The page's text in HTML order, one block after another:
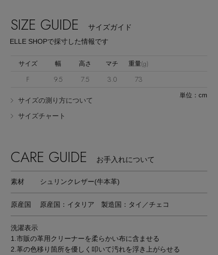
SIZE GUIDE サイズガイド
ELLE SHOPで採寸した情報です
サイズ 幅 高さ マチ 重量(g)
F 9.5 7.5 3.0 73
サイズの測り方について
サイズチャート
単位：cm
CARE GUIDE お手入れについて
素材 シュリンクレザー(牛本革)
原産国 原産国：イタリア 製造国：タイ／チェコ
洗濯表示
1.市販の革用クリーナーを柔らかい布に含ませる
2.革の色移り箇所を優しく叩いて汚れを浮き上がらせる